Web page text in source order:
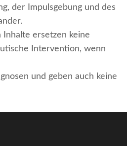
der Impulsgebung und des
Inhalte ersetzen keine
Intervention, wenn
und geben auch keine